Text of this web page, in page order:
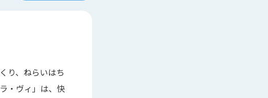
り、ねらいはち
・ヴィ」は、快